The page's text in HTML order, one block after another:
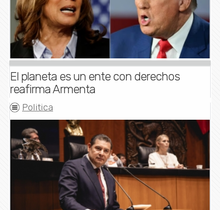
El planeta es un ente con derechos
reafirma Armenta
Politica